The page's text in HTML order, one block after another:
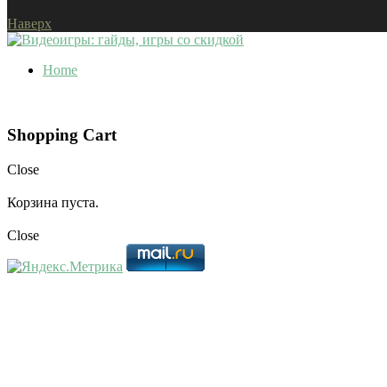
Наверх
Home
Shopping Cart
Close
Корзина пуста.
Close